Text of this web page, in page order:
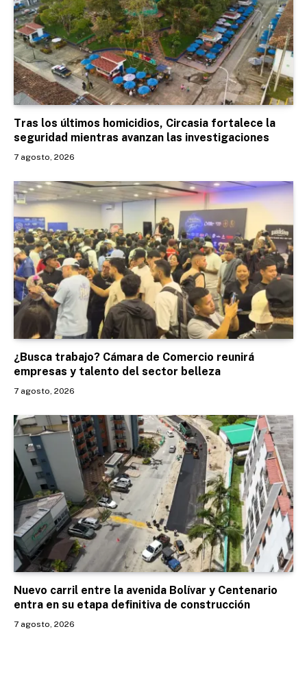
Tras los últimos homicidios, Circasia fortalece la
seguridad mientras avanzan las investigaciones
7 agosto, 2026
¿Busca trabajo? Cámara de Comercio reunirá
empresas y talento del sector belleza
7 agosto, 2026
Nuevo carril entre la avenida Bolívar y Centenario
entra en su etapa definitiva de construcción
7 agosto, 2026